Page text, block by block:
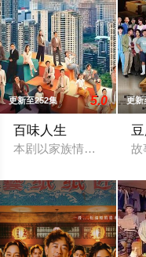
更新至252集 5.0
百味人生
本剧以家族情仇与时代
更新
故